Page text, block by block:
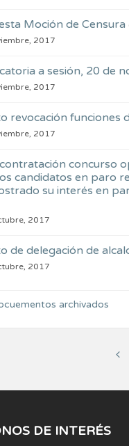
Moción de Censura
2017
a sesión, 20 de
2017
revocación funciones
2017
concurso
candidatos en paro
su interés en
2017
de delegación de
2017
archivados
DE INTERÉS